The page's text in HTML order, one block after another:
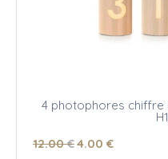
4 photophores chiffre
12.00 €4.00 €